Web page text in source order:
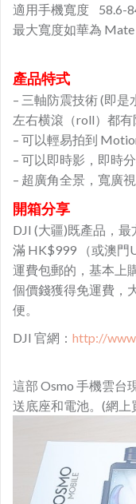
適用手機寬度 58.6-
最大寬度如華為
產品特式
– 三軸防震技術 (即是
左右横滾（roll）都有
– 可以輕易拍到
– 可以即時影，即時
– 超廣角全景，寬廣
開箱分享
DJI (大疆)既產品，
滿 HK$999 （或澳門
運費包郵的，基本上
個價錢獲得免運費，
便。
DJI 官網： http://
這部 Osmo 手機雲台
送底座和電池。(網上